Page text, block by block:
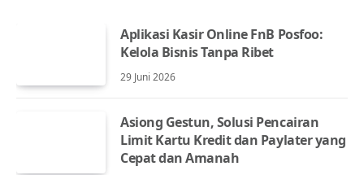
Aplikasi Kasir Online FnB Posfoo:
Kelola Bisnis Tanpa Ribet
29 Juni 2026
Asiong Gestun, Solusi Pencairan
Limit Kartu Kredit dan Paylater yang
Cepat dan Amanah